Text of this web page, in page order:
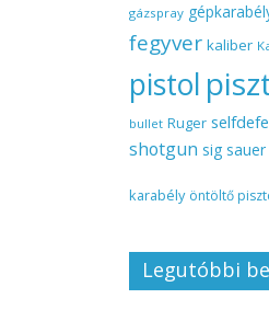
gázspray
fegyver kaliber
pistol
bullet Ruger
shotgun sig sauer
karabély öntöltő
Legutóbbi